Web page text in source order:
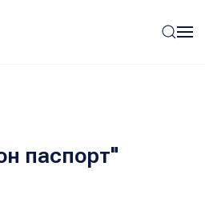
паспорт"